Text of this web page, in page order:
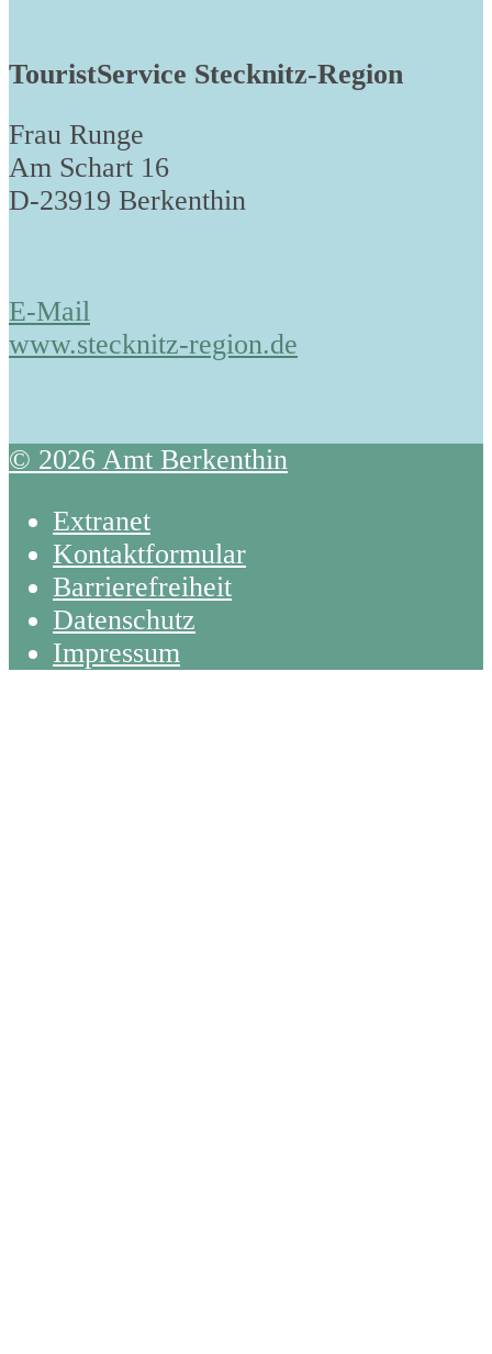
TouristService Stecknitz-Region
Frau Runge
Am Schart 16
D-23919 Berkenthin
E-Mail
www.stecknitz-region.de
© 2026 Amt Berkenthin
Extranet
Kontaktformular
Barrierefreiheit
Datenschutz
Impressum